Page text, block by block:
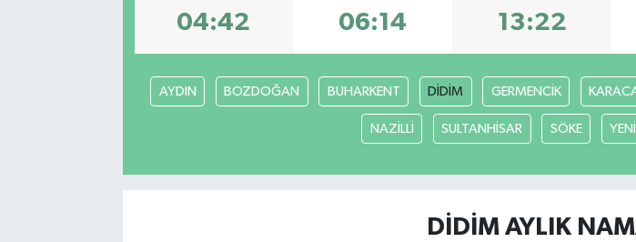
04:42 06:14 13:22
AYDIN BOZDOĞAN BUHARKENT DİDİM GERMENCİK
NAZİLLİ SULTANHİSAR SÖKE
DİDİM AYLIK